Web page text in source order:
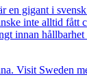
en gigant i
inte alltid fått
innan